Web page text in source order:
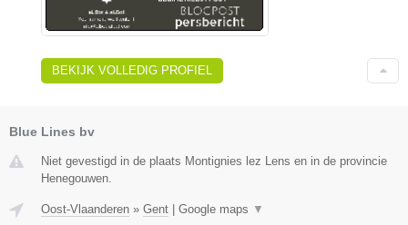
BEKIJK VOLLEDIG PROFIEL
Blue Lines bv
Niet gevestigd in de plaats Montignies lez Lens en in de provincie
Henegouwen.
Oost-Vlaanderen » Gent Google maps ▼